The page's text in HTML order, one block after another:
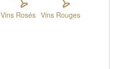
Vins Rosés Vins Rouges